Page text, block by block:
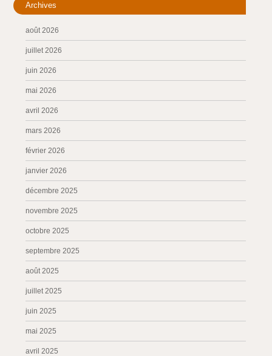
Archives
août 2026
juillet 2026
juin 2026
mai 2026
avril 2026
mars 2026
février 2026
janvier 2026
décembre 2025
novembre 2025
octobre 2025
septembre 2025
août 2025
juillet 2025
juin 2025
mai 2025
avril 2025